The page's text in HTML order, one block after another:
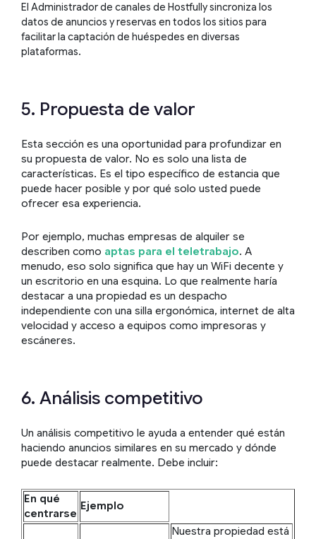
El Administrador de canales de Hostfully sincroniza los
datos de anuncios y reservas en todos los sitios para
facilitar la captación de huéspedes en diversas
plataformas.
5. Propuesta de valor
Esta sección es una oportunidad para profundizar en
su propuesta de valor. No es solo una lista de
características. Es el tipo específico de estancia que
puede hacer posible y por qué solo usted puede
ofrecer esa experiencia.
Por ejemplo, muchas empresas de alquiler se
describen como aptas para el teletrabajo. A
menudo, eso solo significa que hay un WiFi decente y
un escritorio en una esquina. Lo que realmente haría
destacar a una propiedad es un despacho
independiente con una silla ergonómica, internet de alta
velocidad y acceso a equipos como impresoras y
escáneres.
6. Análisis competitivo
Un análisis competitivo le ayuda a entender qué están
haciendo anuncios similares en su mercado y dónde
puede destacar realmente. Debe incluir:
En qué
centrarse
Ejemplo
Nuestra propiedad está